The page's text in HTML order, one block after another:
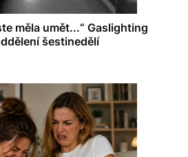
měla umět...“ Gaslighting
šestinedělí